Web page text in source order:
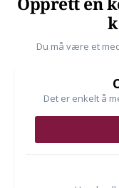
Opprett en
Du må være et
Det er enkelt å